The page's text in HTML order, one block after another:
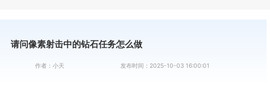
请问像素射击中的钻石任务怎么做
作者： 小天 发布时间： 2025-10-03 16:00:01